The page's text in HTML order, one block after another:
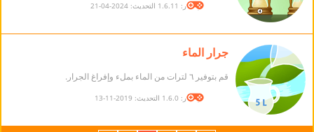
الإصدار: 1.6.11 التحديث: 2024-04-21
جرار الماء
قم بتوفير ٦ لترات من الماء بملء وإفراغ الجرار.
الإصدار: 1.6.0 التحديث: 2019-11-13